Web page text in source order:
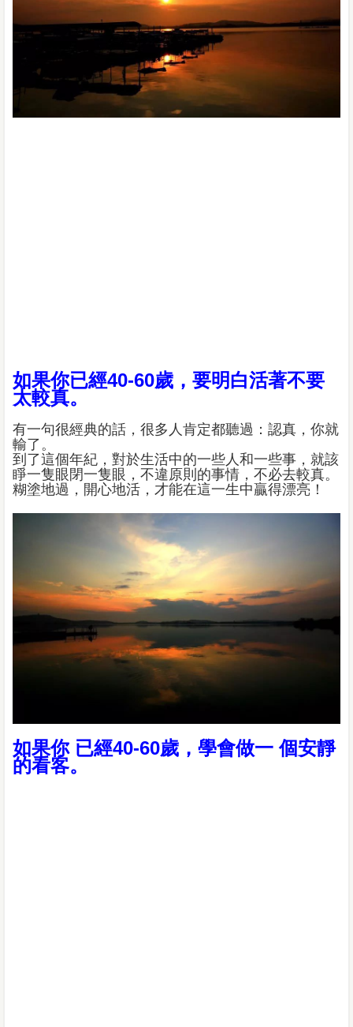
如果你已經40-60歲，要明白活著不要
太較真。
有一句很經典的話，很多人肯定都聽過：認真，你就
輸了。
到了這個年紀，對於生活中的一些人和一些事，就該
睜一隻眼閉一隻眼，不違原則的事情，不必去較真。
糊塗地過，開心地活，才能在這一生中贏得漂亮！
如果你 已經40-60歲，學會做一 個安靜
的看客。